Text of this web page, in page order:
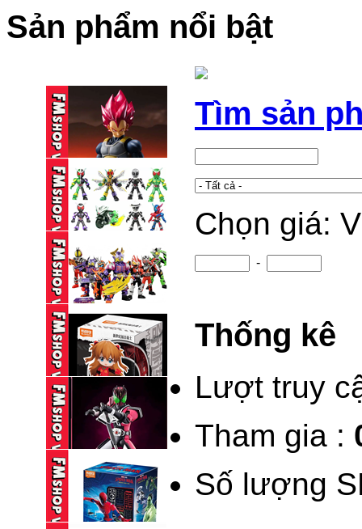
Sản phẩm nổi bật
(2ND) SHF VEGETA
GOD (15TH ...
1,150,000 VND
BLINDBOX BLOKEES
KAMEN RIDER ...
95,000 VND
BLINDBOX BLOKEES
KAMEN RIDER ...
195,000 VND
(NEW) BLINDBOX
BLOKEES DAALA ...
235,000 VND
BLOKEES LEGEND
KAMEN RIDER ...
Tìm sản
Chọn giá:
-
Thống kê
Lượt truy
Tham gia :
Số lượng